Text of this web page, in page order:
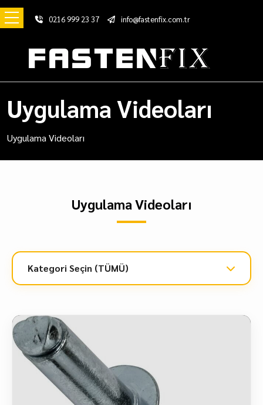
0216 999 23 37 info@fastenfix.com.tr
Uygulama Videoları
Uygulama Videoları
Uygulama Videoları
Kategori Seçin (TÜMÜ)